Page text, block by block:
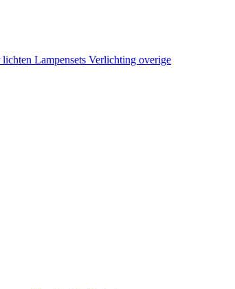
lichten Lampensets Verlichting overige